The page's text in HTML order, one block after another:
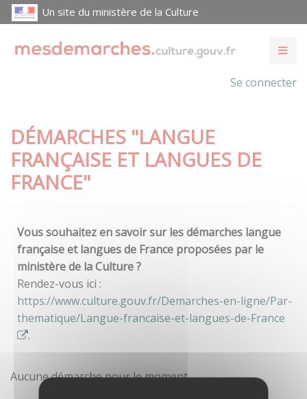
Un site du ministère de la Culture
Se connecter
DÉMARCHES "LANGUE
FRANÇAISE ET LANGUES DE
FRANCE"
Vous souhaitez en savoir sur les démarches langue
française et langues de France proposées par le
ministère de la Culture ?
Rendez-vous ici :
https://www.culture.gouv.fr/Demarches-en-ligne/Par-
thematique/Langue-francaise-et-langues-de-France
.
Aucune démarche pour le moment